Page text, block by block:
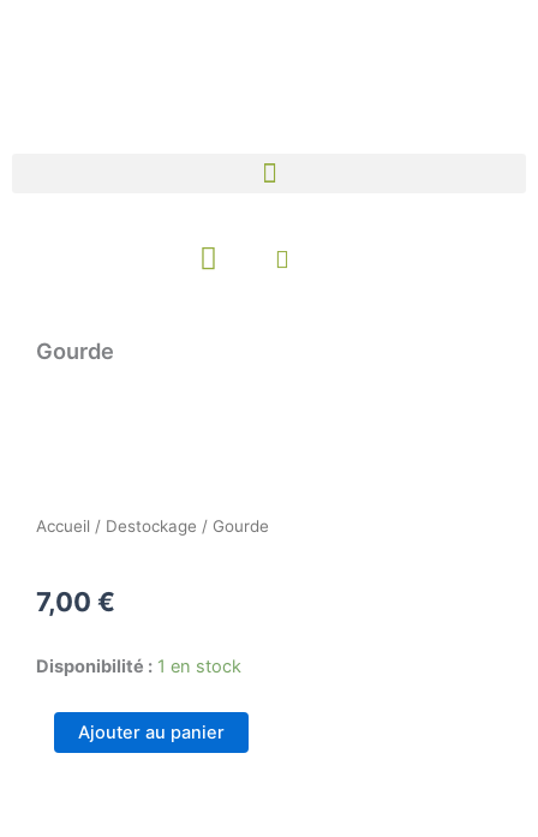
Panier
Gourde
Accueil / Destockage / Gourde
7,00 €
Disponibilité : 1 en stock
quantité
Gourde
Ajouter au panier